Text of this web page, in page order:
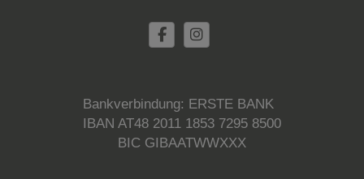
Bankverbindung: ERSTE BANK
IBAN AT48 2011 1853 7295 8500
BIC GIBAATWWXXX